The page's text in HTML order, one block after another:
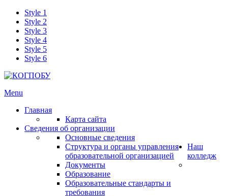
Style 1
Style 2
Style 3
Style 4
Style 5
Style 6
Menu
Главная
Карта сайта
Сведения об организации
Основные сведения
Структура и органы управления
образовательной организацией
Документы
Образование
Образовательные стандарты и
требования
Наш
колледж